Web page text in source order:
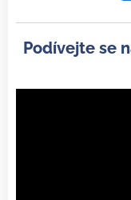
Podívejte se